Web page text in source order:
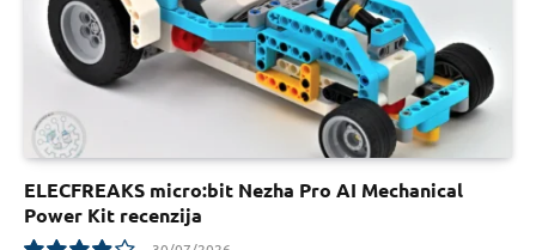
ELECFREAKS micro:bit Nezha Pro AI Mechanical
Power Kit recenzija